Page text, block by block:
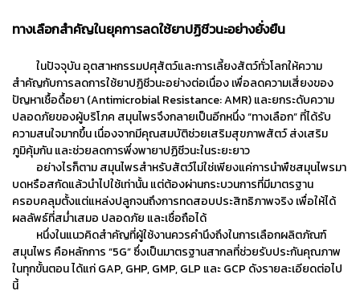
ทางเลือกสำคัญในยุคการลดใช้ยาปฏิชีวนะอย่างยั่งยืน
ในปัจจุบัน อุตสาหกรรมปศุสัตว์และการเลี้ยงสัตว์ทั่วโลกให้ความ
สำคัญกับการลดการใช้ยาปฏิชีวนะอย่างต่อเนื่อง เพื่อลดความเสี่ยงของ
ปัญหาเชื้อดื้อยา (Antimicrobial Resistance: AMR) และยกระดับความ
ปลอดภัยของผู้บริโภค สมุนไพรจึงกลายเป็นอีกหนึ่ง “ทางเลือก” ที่ได้รับ
ความสนใจมากขึ้น เนื่องจากมีคุณสมบัติช่วยเสริมสุขภาพสัตว์ ส่งเสริม
ภูมิคุ้มกัน และช่วยลดการพึ่งพายาปฏิชีวนะในระยะยาว
อย่างไรก็ตาม สมุนไพรสำหรับสัตว์ไม่ใช่เพียงแค่การนำพืชสมุนไพรมา
บดหรือสกัดแล้วนำไปใช้เท่านั้น แต่ต้องผ่านกระบวนการที่มีมาตรฐาน
ครอบคลุมตั้งแต่แหล่งปลูกจนถึงการทดสอบประสิทธิภาพจริง เพื่อให้ได้
ผลลัพธ์ที่สม่ำเสมอ ปลอดภัย และเชื่อถือได้
หนึ่งในแนวคิดสำคัญที่ผู้ใช้งานควรคำนึงถึงในการเลือกผลิตภัณฑ์
สมุนไพร คือหลักการ “5G” ซึ่งเป็นมาตรฐานสากลที่ช่วยรับประกันคุณภาพ
ในทุกขั้นตอน ได้แก่ GAP, GHP, GMP, GLP และ GCP ดังรายละเอียดต่อไป
นี้